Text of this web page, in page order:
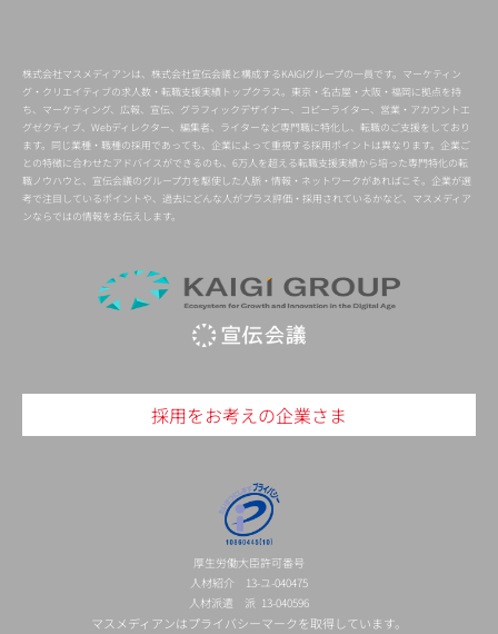
株式会社マスメディアンは、株式会社宣伝会議と構成するKAIGIグループの一員です。マーケティン
グ・クリエイティブの求人数・転職支援実績トップクラス。東京・名古屋・大阪・福岡に拠点を持
ち、マーケティング、広報、宣伝、グラフィックデザイナー、コピーライター、営業・アカウントエ
グゼクティブ、Webディレクター、編集者、ライターなど専門職に特化し、転職のご支援をしており
ます。同じ業種・職種の採用であっても、企業によって重視する採用ポイントは異なります。企業ご
との特徴に合わせたアドバイスができるのも、6万人を超える転職支援実績から培った専門特化の転
職ノウハウと、宣伝会議のグループ力を駆使した人脈・情報・ネットワークがあればこそ。企業が選
考で注目しているポイントや、過去にどんな人がプラス評価・採用されているかなど、マスメディア
ンならではの情報をお伝えします。
採用をお考えの企業さま
厚生労働大臣許可番号
人材紹介 13-ユ-040475
人材派遣 派 13-040596
マスメディアンはプライバシーマークを取得しています。